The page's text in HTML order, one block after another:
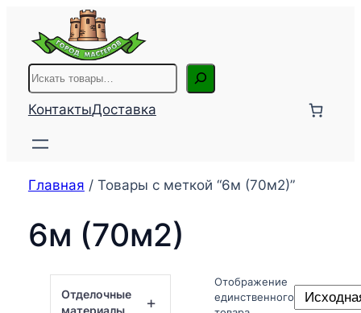
содержимому
Поиск
КонтактыДоставка
Главная / Товары с меткой “6м (70м2)”
6м (70м2)
+
Отделочные
материалы
Отображение
единственного